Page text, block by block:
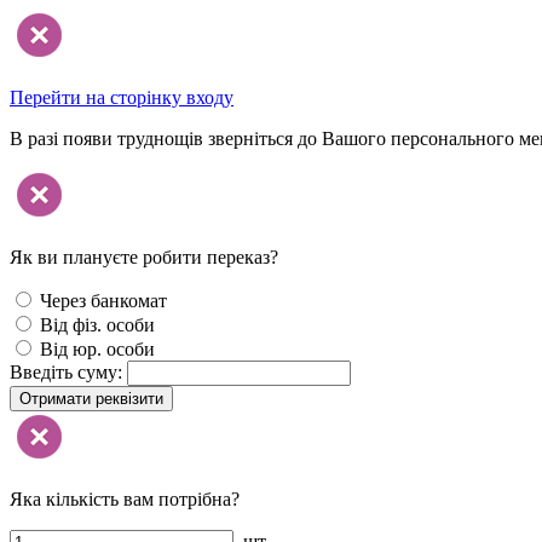
Перейти на сторінку входу
В разі появи труднощів зверніться до Вашого персонального
Як ви плануєте робити переказ?
Через банкомат
Від фіз. особи
Від юр. особи
Введіть суму:
Отримати реквізити
Яка кількість вам потрібна?